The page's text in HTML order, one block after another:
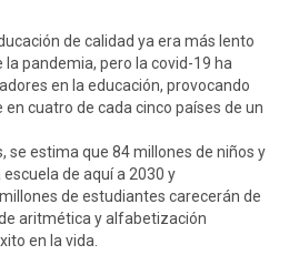
de calidad ya era más lento
pandemia, pero la covid-19 ha
en la educación, provocando
cuatro de cada cinco países de un
se estima que 84 millones de niños y
de aquí a 2030 y
de estudiantes carecerán de
aritmética y alfabetización
en la vida.